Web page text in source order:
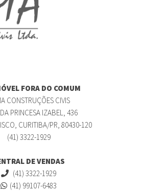
FORA DO COMUM
CONSTRUÇÕES CIVIS
PRINCESA IZABEL, 436
CURITIBA/PR, 80430-120
(41) 3322-1929
DE VENDAS
(41) 3322-1929
(41) 99107-6483